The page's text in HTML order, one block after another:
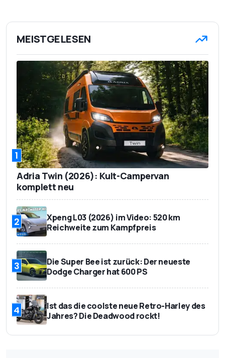
MEISTGELESEN
1
Adria Twin (2026): Kult-Campervan
komplett neu
2
Xpeng L03 (2026) im Video: 520 km
Reichweite zum Kampfpreis
3
Die Super Bee ist zurück: Der neueste
Dodge Charger hat 600 PS
4
Ist das die coolste neue Retro-Harley des
Jahres? Die Deadwood rockt!